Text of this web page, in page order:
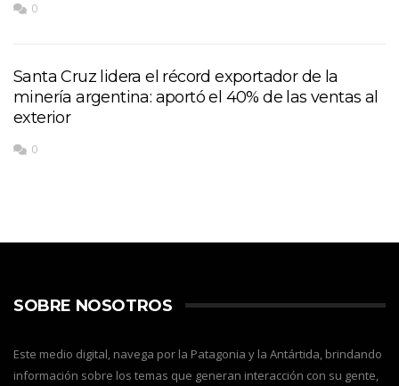
0
Santa Cruz lidera el récord exportador de la
minería argentina: aportó el 40% de las ventas al
exterior
0
SOBRE NOSOTROS
Este medio digital, navega por la Patagonia y la Antártida, brindando
información sobre los temas que generan interacción con su gente,